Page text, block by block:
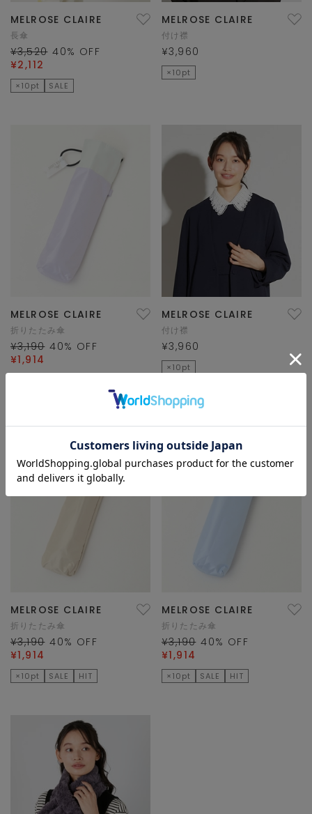
MELROSE CLAIRE
長傘
¥3,520 40% OFF
¥2,112
×10pt SALE
MELROSE CLAIRE
付け襟
¥3,960
×10pt
MELROSE CLAIRE
折りたたみ傘
¥3,190 40% OFF
¥1,914
MELROSE CLAIRE
付け襟
¥3,960
×10pt
MELROSE CLAIRE
折りたたみ傘
¥3,190 40% OFF
¥1,914
×10pt SALE HIT
MELROSE CLAIRE
折りたたみ傘
¥3,190 40% OFF
¥1,914
×10pt SALE HIT